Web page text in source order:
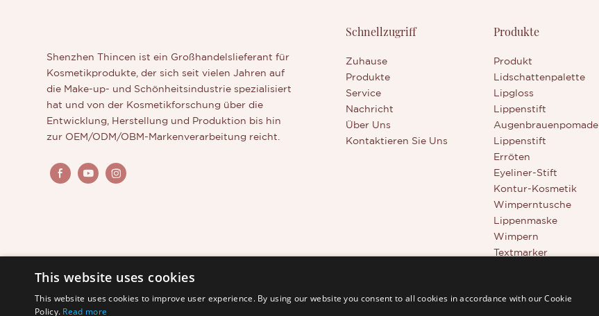
Shenzhen Thincen ist ein Großhandelslieferant für
Kosmetikprodukte, der sich seit vielen Jahren auf
die Make-up- und Schönheitsindustrie spezialisiert
hat und von der Kosmetikforschung über die
Entwicklung, Herstellung und Produktion bis hin
zur OEM/ODM/OBM-Markenverarbeitung reicht.
Schnellzugriff
Zuhause
Produkte
Service
Nachricht
Über Uns
Kontaktieren Sie Uns
Produkte
Produkt
Lidschattenpalette
Lipgloss
Lippenstift
Augenbrauenpomade
Lippenstift
Erröten
Eyeliner-Stift
Kontur-Kosmetik
Wimperntusche
Lippenmaske
Wimpern
Textmarker
This website uses cookies
This website uses cookies to improve user experience. By using our website you consent to all cookies in accordance with our Cookie
Policy. Read more